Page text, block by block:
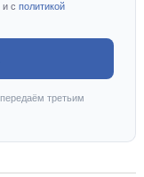
и с политикой
третьим